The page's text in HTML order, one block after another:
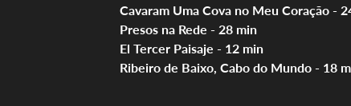
Cavaram Uma Cova no Meu Coração -
Presos na Rede - 28 min
El Tercer Paisaje - 12 min
Ribeiro de Baixo, Cabo do Mundo - 18